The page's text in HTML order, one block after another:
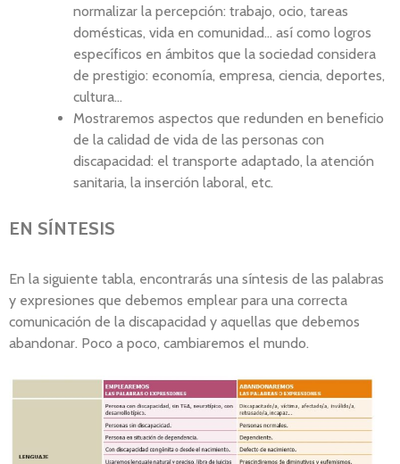
normalizar la percepción: trabajo, ocio, tareas
domésticas, vida en comunidad… así como logros
específicos en ámbitos que la sociedad considera
de prestigio: economía, empresa, ciencia, deportes,
cultura…
Mostraremos aspectos que redunden en beneficio
de la calidad de vida de las personas con
discapacidad: el transporte adaptado, la atención
sanitaria, la inserción laboral, etc.
EN SÍNTESIS
En la siguiente tabla, encontrarás una síntesis de las palabras
y expresiones que debemos emplear para una correcta
comunicación de la discapacidad y aquellas que debemos
abandonar. Poco a poco, cambiaremos el mundo.